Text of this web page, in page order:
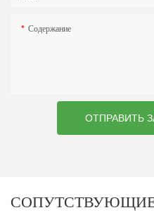
Содержание
ОТПРАВИТЬ